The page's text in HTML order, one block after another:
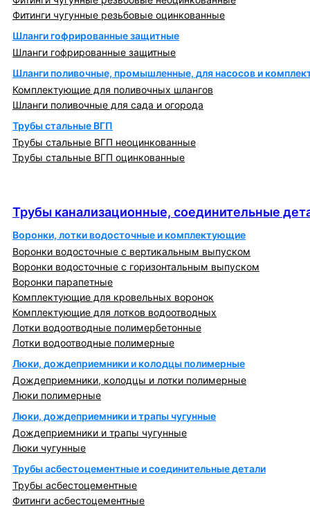
Фитинги чугунные резьбовые оцинкованные
Шланги гофрированные защитные
Шланги гофрированные защитные
Шланги поливочные, промышленные, для насосов и
Комплектующие для поливочных шлангов
Шланги поливочные для сада и огорода
Трубы стальные ВГП
Трубы стальные ВГП неоцинкованные
Трубы стальные ВГП оцинкованные
Трубы канализационные, соединительные
Воронки, лотки водосточные и комплектующие
Воронки водосточные с вертикальным выпуском
Воронки водосточные с горизонтальным выпуском
Воронки парапетные
Комплектующие для кровельных воронок
Комплектующие для лотков водоотводных
Лотки водоотводные полимербетонные
Лотки водоотводные полимерные
Люки, дождеприемники и колодцы полимерные
Дождеприемники, колодцы и лотки полимерные
Люки полимерные
Люки, дождеприемники и трапы чугунные
Дождеприемники и трапы чугунные
Люки чугунные
Трубы асбестоцементные и соединительные детали
Трубы асбестоцементные
Фитинги асбестоцементные